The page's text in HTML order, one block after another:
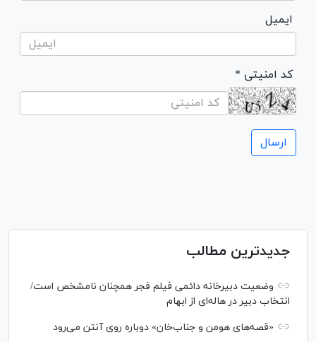
ایمیل
* کد امنیتی
جدیدترین مطالب
وضعیت دبیرخانه دائمی فیلم فجر همچنان نامشخص است/
انتخاب دبیر در هاله‌ای از ابهام
«قصه‌های هومن و جناب‌خان» دوباره روی آنتن می‌رود